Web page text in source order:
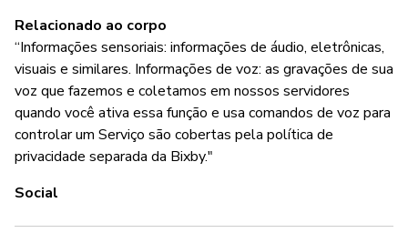
Relacionado ao corpo
“Informações sensoriais: informações de áudio, eletrônicas,
visuais e similares. Informações de voz: as gravações de sua
voz que fazemos e coletamos em nossos servidores
quando você ativa essa função e usa comandos de voz para
controlar um Serviço são cobertas pela política de
privacidade separada da Bixby."
Social